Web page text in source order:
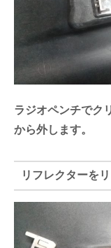
ラジオペンチでク
から外します。
リフレクターを